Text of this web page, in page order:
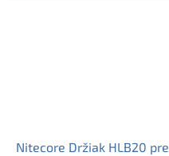
Nitecore Držiak HLB20 pre